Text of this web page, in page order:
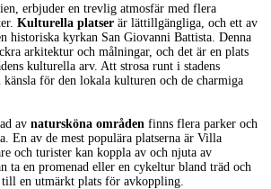
erbjuder en trevlig atmosfär med flera
Kulturella platserär lättillgängliga, och ett av
historiska kyrkan San Giovanni Battista. Denna
arkitektur och målningar, och det är en plats
kulturella arv. Att strosa runt i stadens
känsla för den lokala kulturen och de charmiga
av natursköna områdenfinns flera parker och
En av de mest populära platserna är Villa
och turister kan koppla av och njuta av
ta en promenad eller en cykeltur bland träd och
en utmärkt plats för avkoppling.